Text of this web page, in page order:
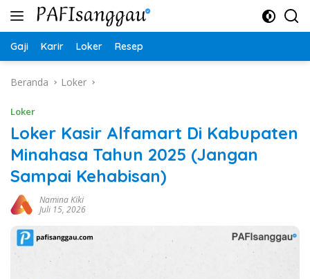
Langsung
Gaji Karir Loker Resep
Beranda Loker
Loker
Loker Kasir Alfamart Di Kabupaten
Minahasa Tahun 2025 (Jangan
Sampai Kehabisan)
Namina Kiki
Juli 15, 2026